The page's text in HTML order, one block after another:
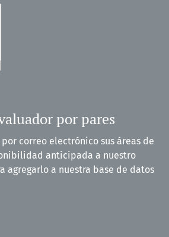
por pares
correo electrónico sus áreas de
anticipada a nuestro
agregarlo a nuestra base de datos